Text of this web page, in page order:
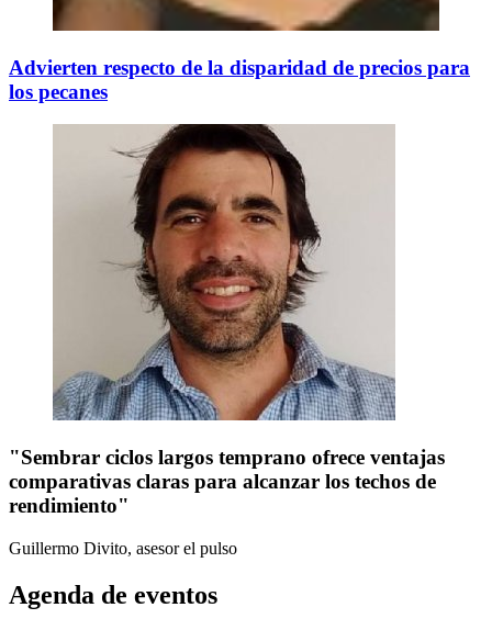
Advierten respecto de la disparidad de precios para
los pecanes
"Sembrar ciclos largos temprano ofrece ventajas
comparativas claras para alcanzar los techos de
rendimiento"
Guillermo Divito, asesor el pulso
Agenda de eventos